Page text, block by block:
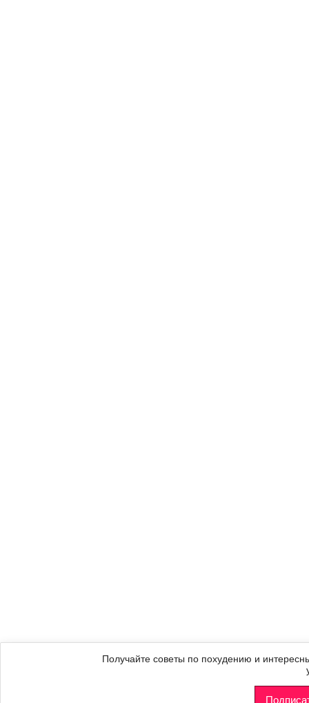
Получайте советы по похудению и